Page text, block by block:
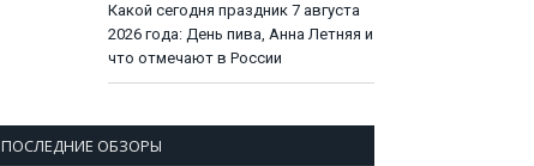
Какой сегодня праздник 7 августа
2026 года: День пива, Анна Летняя и
что отмечают в России
ПОСЛЕДНИЕ ОБЗОРЫ